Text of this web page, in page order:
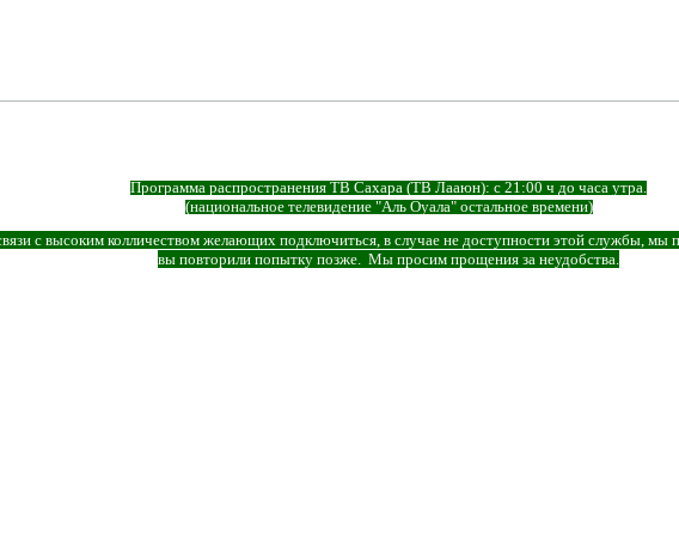
Программа распространения ТВ Сахара (ТВ Лааюн): с 21:00 ч до часа утра.
(национальное телевидение "Аль Оуала" остальное времени)
с высоким колличеством желающих подключиться, в случае не доступности этой службы, мы
вы повторили попытку позже. Мы просим прощения за неудобства.